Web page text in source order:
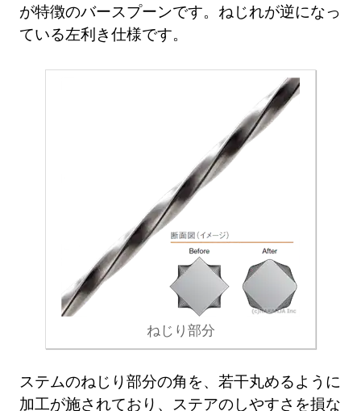
が特徴のバースプーンです。ねじれが逆になっ
ている左利き仕様です。
ねじり部分
ステムのねじり部分の角を、若干丸めるように
加工が施されており、ステアのしやすさを損な